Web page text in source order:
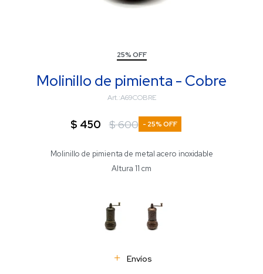
25% OFF
Molinillo de pimienta - Cobre
A69COBRE
$ 450 $600 25
Molinillo de pimienta de metal acero inoxidable
Altura 11 cm
Envíos